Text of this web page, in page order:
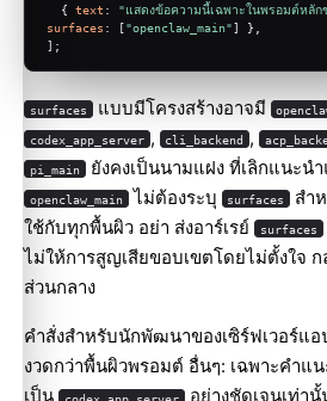
  {
text : "แสดงข้อความนี้เฉพาะในพรอมต์หลัก
surfaces : ["openclaw_main"] },
];
surfaces แบบมีโครงสร้างอาจมี
codex_app_server , cli_backend ,
pi_main ยังคงเป็นนามแฝง ที่เลิกแนะน
openclaw_main ไม่ต้องระบุ surfaces
สำ
ใช้กับทุกพื้นผิว อย่า ส่งอาร์เรย์
surfaces
ไม่ให้การสูญเสียขอบเขตโดยไม่ตั้งใจ
ส่วนกลาง
คำสั่งสำหรับนักพัฒนาของเซิร์ฟเวอร์แ
งวดกว่าพื้นผิวพรอมต์ อื่นๆ: เฉพาะคำแ
เป็น
codex_app_server อย่างชัดเจนเท่านั้